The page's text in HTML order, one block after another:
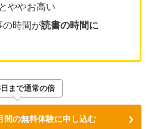
とややお高い
の時間が読書の時間に
まで通常の倍
間の無料体験に申し込む